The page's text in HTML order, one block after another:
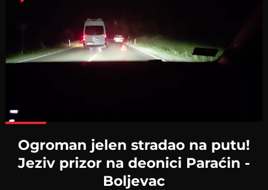
Ogroman jelen stradao na putu!
Jeziv prizor na deonici Paraćin -
Boljevac